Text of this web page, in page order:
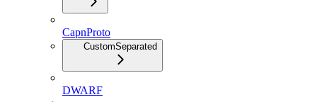
CapnProto
CustomSeparated
DWARF